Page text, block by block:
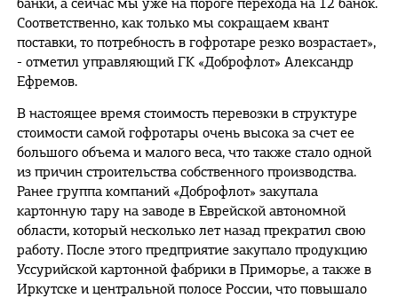
банки, а сейчас мы уже на пороге перехода на 12 банок.
Соответственно, как только мы сокращаем квант
поставки, то потребность в гофротаре резко возрастает»,
- отметил управляющий ГК «Доброфлот» Александр
Ефремов.
В настоящее время стоимость перевозки в структуре
стоимости самой гофротары очень высока за счет ее
большого объема и малого веса, что также стало одной
из причин строительства собственного производства.
Ранее группа компаний «Доброфлот» закупала
картонную тару на заводе в Еврейской автономной
области, который несколько лет назад прекратил свою
работу. После этого предприятие закупало продукцию
Уссурийской картонной фабрики в Приморье, а также в
Иркутске и центральной полосе России, что повышало